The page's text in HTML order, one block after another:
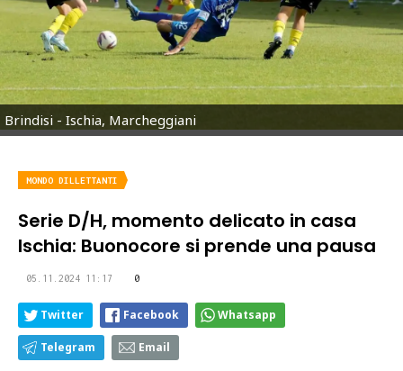
Brindisi - Ischia, Marcheggiani
MONDO DILLETTANTI
Serie D/H, momento delicato in casa
Ischia: Buonocore si prende una pausa
05.11.2024 11:17 0
Twitter Facebook Whatsapp
Telegram Email